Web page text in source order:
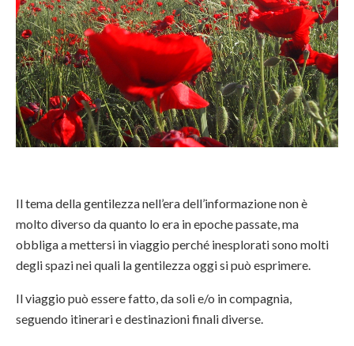
Il tema della gentilezza nell’era dell’informazione non è
molto diverso da quanto lo era in epoche passate, ma
obbliga a mettersi in viaggio perché inesplorati sono molti
degli spazi nei quali la gentilezza oggi si può esprimere.
Il viaggio può essere fatto, da soli e/o in compagnia,
seguendo itinerari e destinazioni finali diverse.